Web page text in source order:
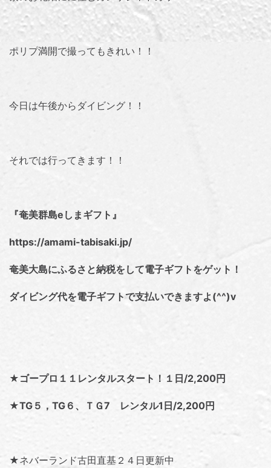
ポリプ満開で撮ってもきれい！！
今日は午後からダイビング！！
それでは行ってきます！！
『奄美群島eしまギフト』
https://amami-tabisaki.jp/
奄美大島にふるさと納税をして電子ギフトをゲット！
ダイビング代を電子ギフトで支払いできますよ(^^)v
★ゴープロ１１レンタルスタート！１日/2,200円
★TG５，TG６、ＴＧ7 レンタル1日/2,200円
★ネバーランド古田直基２４日更新中